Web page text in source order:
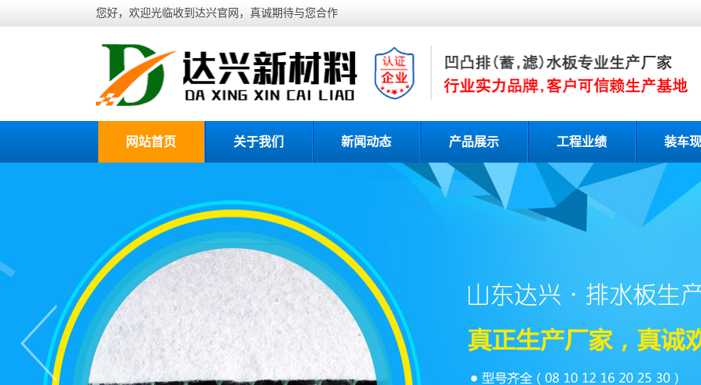
您好，欢迎光临收到达兴官网，真诚期待与您合作
网站首页 关于我们 新闻动态 产品展示 工程业绩 装车